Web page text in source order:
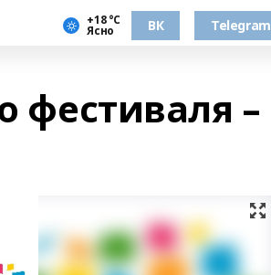
+18 °С
Ясно ВК Telegram
фестиваля –